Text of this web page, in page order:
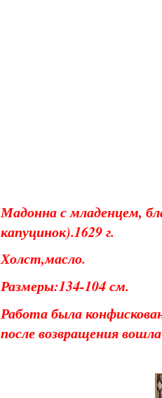
Мадонна с младенцем,
капуцинок).1629 г.
Холст,масло.
Размеры:134-104 см.
Работа была
после возвращения